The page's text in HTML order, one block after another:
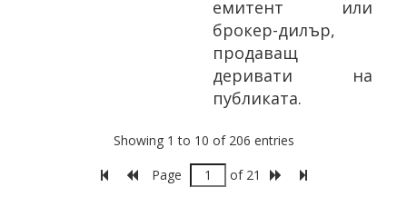
емитент или
брокер-дилър,
продаващ
деривати на
публиката.
Showing 1 to 10 of 206 entries
Page
of 21